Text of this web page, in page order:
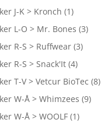
J-K > Kronch (1)
L-O > Mr. Bones (3)
R-S > Ruffwear (3)
R-S > Snack'It (4)
T-V > Vetcur BioTec (8)
W-Å > Whimzees (9)
W-Å > WOOLF (1)